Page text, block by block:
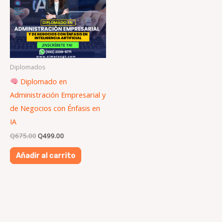
Diplomados
Diplomado en
Administración Empresarial y
de Negocios con Énfasis en
IA
Q675.00 Q499.00
Añadir al carrito